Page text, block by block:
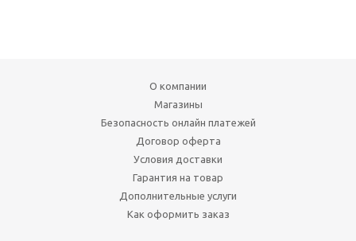
О компании
Магазины
Безопасность онлайн платежей
Договор оферта
Условия доставки
Гарантия на товар
Дополнительные услуги
Как оформить заказ